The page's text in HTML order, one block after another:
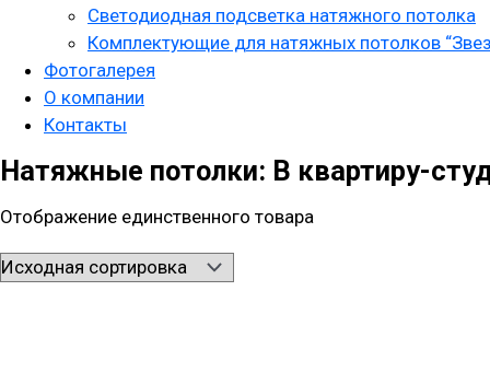
Светодиодная подсветка натяжного потолка
Комплектующие для натяжных потолков
Фотогалерея
О компании
Контакты
Натяжные потолки: В квартиру-
Отображение единственного товара